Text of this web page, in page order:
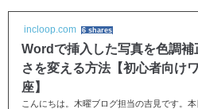
incloop.com 6 shares
Wordで挿入した写真を色調補
さを変える方法【初心者向け
座】
こんにちは。木曜ブログ担当の吉見です。